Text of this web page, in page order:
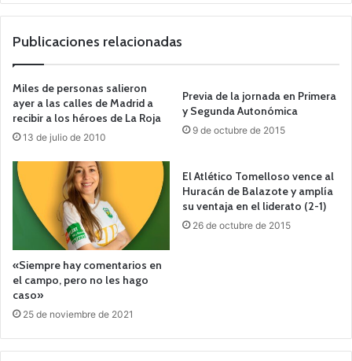
Publicaciones relacionadas
Miles de personas salieron
ayer a las calles de Madrid a
recibir a los héroes de La Roja
13 de julio de 2010
Previa de la jornada en Primera
y Segunda Autonómica
9 de octubre de 2015
«Siempre hay comentarios en
el campo, pero no les hago
caso»
25 de noviembre de 2021
El Atlético Tomelloso vence al
Huracán de Balazote y amplía
su ventaja en el liderato (2-1)
26 de octubre de 2015